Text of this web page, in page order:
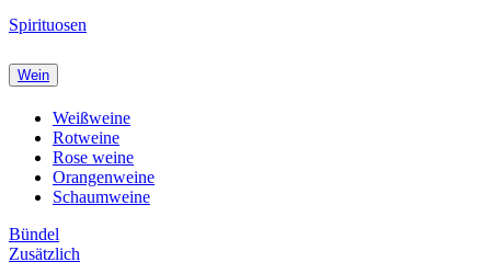
Spirituosen
Wein
Weißweine
Rotweine
Rose weine
Orangenweine
Schaumweine
Bündel
Zusätzlich